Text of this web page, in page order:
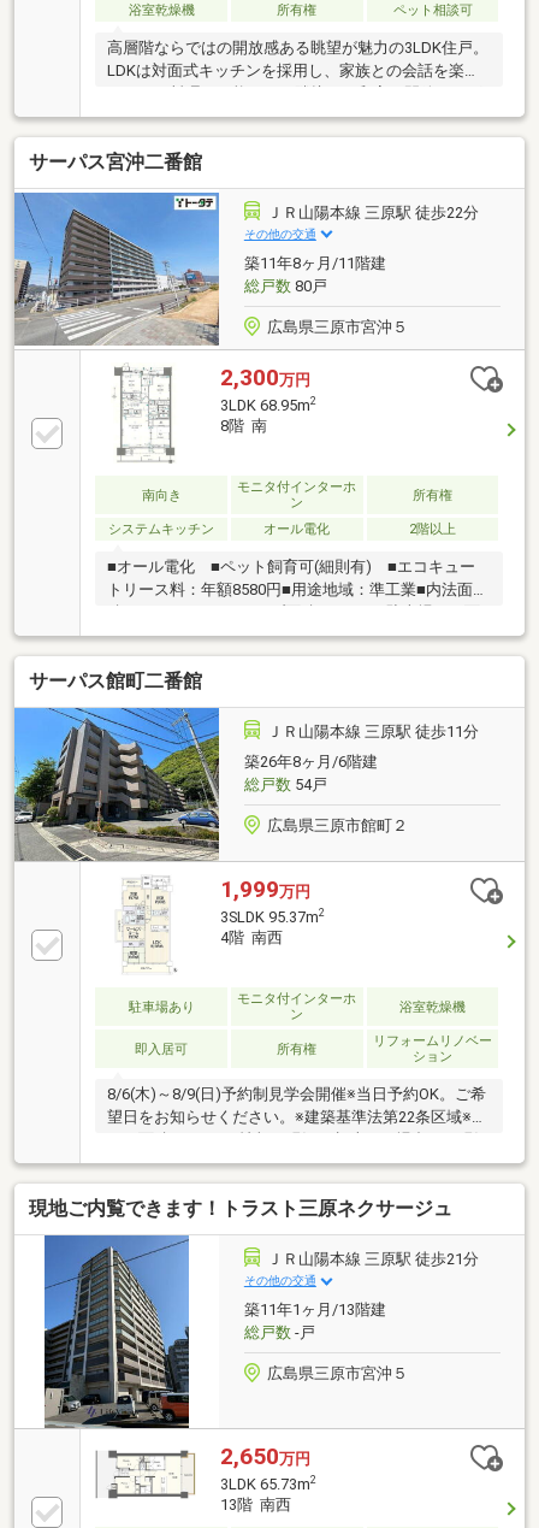
浴室乾燥機
所有権 ペット相談可
高層階ならではの開放感ある眺望が魅力の3LDK住戸。
LDKは対面式キッチンを採用し、家族との会話を楽し
さらに広々とした空間として利用できます。ウォーク
インクローゼットやシューズインクロークなど収納も
充実。ワイドバルコニーは日当たりも良く、洗濯物干
しにも便利。バルコニーからは花火が見える立地で、
季節のイベントを自宅から楽しめる贅沢な住環境で
す。
サーパス宮沖二番館
ＪＲ山陽本線 三原駅 徒歩22分
その他の交通
築11年8ヶ月/11階建
総戸数80戸
広島県三原市宮沖５
2,300万円
3LDK 68.95m2
8階 南
南向き
モニタ付インターホ
ン
所有権
システムキッチン オール電化 2階以上
■オール電化 ■ペット飼育可(細則有) ■エコキュー
トリース料：年額8580円■用途地域：準工業■内法面
（引継不可）5000～10000円/月
サーパス館町二番館
ＪＲ山陽本線 三原駅 徒歩11分
築26年8ヶ月/6階建
総戸数54戸
広島県三原市館町２
1,999万円
3SLDK 95.37m2
4階 南西
駐車場あり
モニタ付インターホ
ン
浴室乾燥機
即入居可 所有権
リフォームリノベー
ション
8/6(木)～8/9(日)予約制見学会開催※当日予約OK。ご希
望日をお知らせください。※建築基準法第22条区域※ポ
優先とします。※司法書士は売主の指定になります。※
通学の区域に関しては自治体や教育委員会等にご確認
ください。
現地ご内覧できます！トラスト三原ネクサージュ
ＪＲ山陽本線 三原駅 徒歩21分
その他の交通
築11年1ヶ月/13階建
総戸数-戸
広島県三原市宮沖５
2,650万円
3LDK 65.73m2
13階 南西